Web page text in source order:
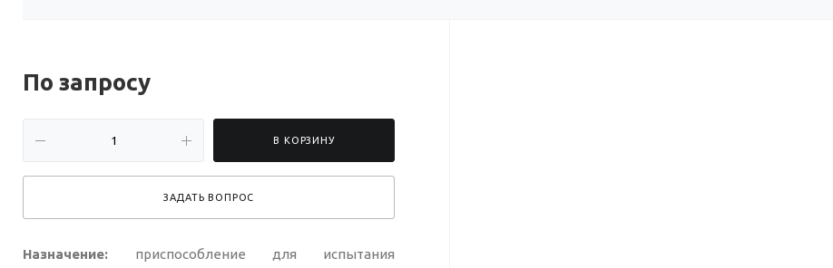
По запросу
В КОРЗИНУ
ЗАДАТЬ ВОПРОС
Назначение: приспособление для испытания